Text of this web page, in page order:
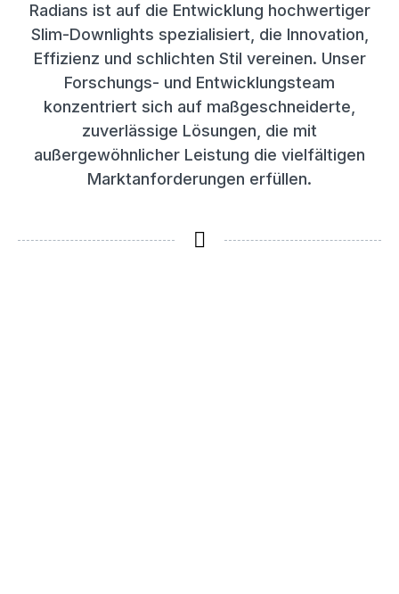
Radians ist auf die Entwicklung hochwertiger
Slim-Downlights spezialisiert, die Innovation,
Effizienz und schlichten Stil vereinen. Unser
Forschungs- und Entwicklungsteam
konzentriert sich auf maßgeschneiderte,
zuverlässige Lösungen, die mit
außergewöhnlicher Leistung die vielfältigen
Marktanforderungen erfüllen.